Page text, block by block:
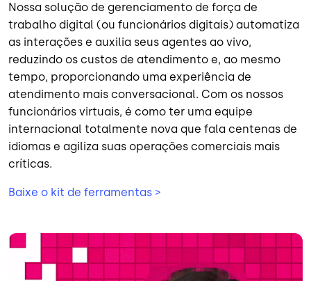
Nossa solução de gerenciamento de força de
trabalho digital (ou funcionários digitais) automatiza
as interações e auxilia seus agentes ao vivo,
reduzindo os custos de atendimento e, ao mesmo
tempo, proporcionando uma experiência de
atendimento mais conversacional. Com os nossos
funcionários virtuais, é como ter uma equipe
internacional totalmente nova que fala centenas de
idiomas e agiliza suas operações comerciais mais
críticas.
Baixe o kit de ferramentas >
Imagem